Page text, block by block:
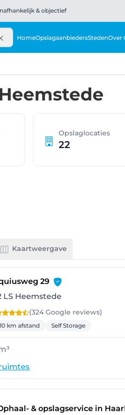
& objectief
HomeOpslagaanbiedersStedenOver
Opslaglocaties
22
Kaartweergave
29- Heemstede
LS Heemstede
(324 Google reviews)
km afstand Self Storage
& opslagservice in